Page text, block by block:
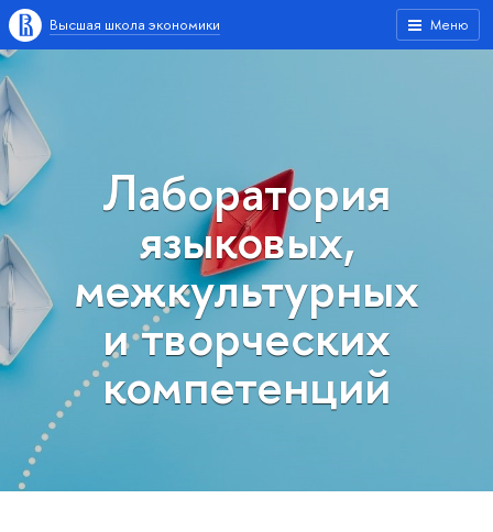
Меню
Высшая школа экономики
Лаборатория
языковых,
межкультурных
и творческих
компетенций